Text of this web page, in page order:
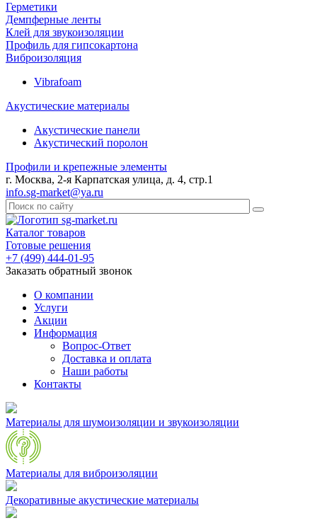
Герметики
Демпферные ленты
Клей для звукоизоляции
Профиль для гипсокартона
Виброизоляция
Vibrafoam
Акустические материалы
Акустические панели
Акустический поролон
Профили и крепежные элементы
г. Москва, 2-я Карпатская улица, д. 4, стр.1
info.sg-market@ya.ru
Каталог товаров
Готовые решения
+7 (499) 444-01-95
Заказать обратный звонок
О компании
Услуги
Акции
Информация
Вопрос-Ответ
Доставка и оплата
Наши работы
Контакты
Материалы для шумоизоляции и звукоизоляции
Материалы для виброизоляции
Декоративные акустические материалы